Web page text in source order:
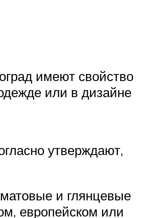
имеют свойство
или в дизайне
утверждают,
и глянцевые
европейском или